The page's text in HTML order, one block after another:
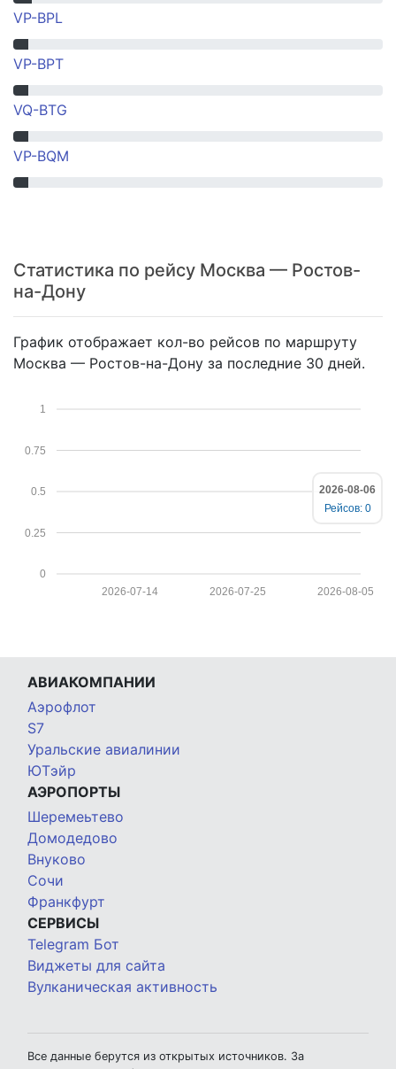
VP-BPL
VP-BPT
VQ-BTG
VP-BQM
Статистика по рейсу Москва — Ростов-
на-Дону
График отображает кол-во рейсов по маршруту
Москва — Ростов-на-Дону за последние 30 дней.
0
0.25
0.5
0.75
1
2026-08-05
2026-07-25
2026-07-14
2026-08-06
Рейсов: 0
АВИАКОМПАНИИ
Аэрофлот
S7
Уральские авиалинии
ЮТэйр
АЭРОПОРТЫ
Шеремеьтево
Домодедово
Внуково
Сочи
Франкфурт
СЕРВИСЫ
Telegram Бот
Виджеты для сайта
Вулканическая активность
Все данные берутся из открытых источников. За